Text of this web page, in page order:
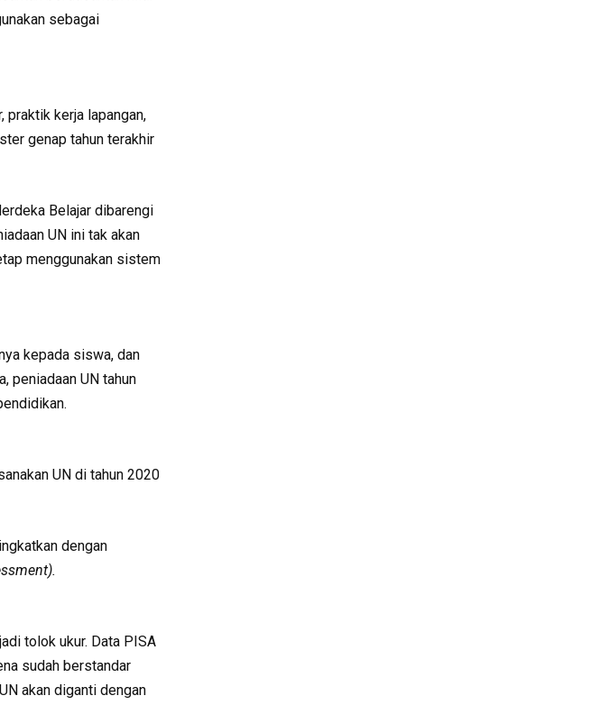
sebagai
praktik kerja lapangan,
genap tahun terakhir
Belajar dibarengi
UN ini tak akan
menggunakan sistem
kepada siswa, dan
peniadaan UN tahun
UN di tahun 2020
dengan
tolok ukur. Data PISA
sudah berstandar
akan diganti dengan